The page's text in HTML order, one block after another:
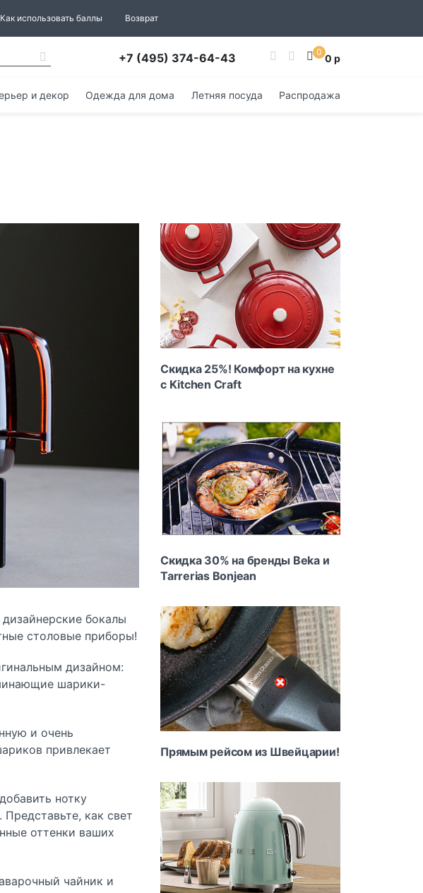
Как использовать баллы Возврат
+7 (495) 374-64-43 0 0 р
и декор Одежда для дома Летняя посуда Распродажа
бокалы
столовые приборы!
дизайном:
шарики-
и очень
привлекает
нотку
как свет
оттенки ваших
чайник и
Скидка 25%! Комфорт на кухне
с Kitchen Craft
Скидка 30% на бренды Beka и
Tarrerias Bonjean
Прямым рейсом из Швейцарии!